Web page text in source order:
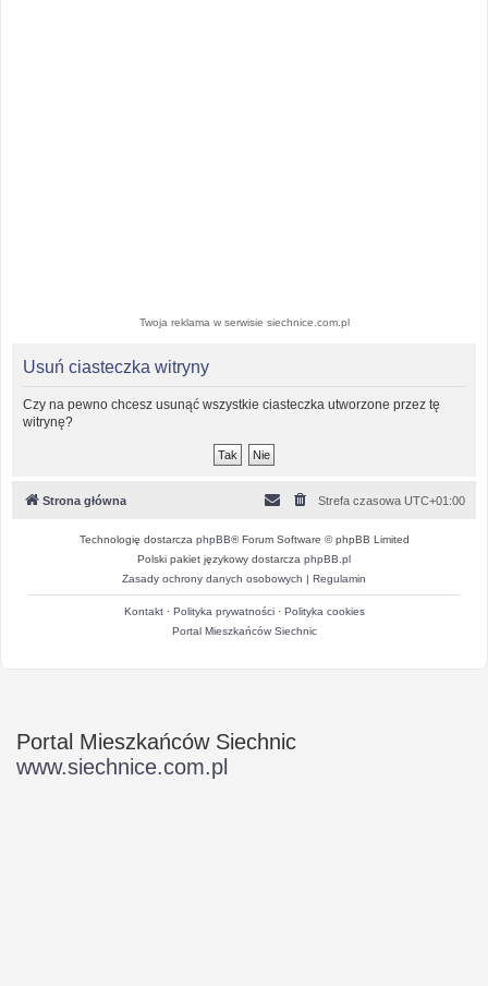
Twoja reklama w serwisie siechnice.com.pl
Usuń ciasteczka witryny
Czy na pewno chcesz usunąć wszystkie ciasteczka utworzone przez tę
witrynę?
Strona główna Strefa czasowa UTC+01:00
Technologię dostarcza phpBB® Forum Software © phpBB Limited
Polski pakiet językowy dostarcza phpBB.pl
Zasady ochrony danych osobowych | Regulamin
Kontakt· Polityka prywatności· Polityka cookies
Portal Mieszkańców Siechnic
Portal Mieszkańców Siechnic
www.siechnice.com.pl